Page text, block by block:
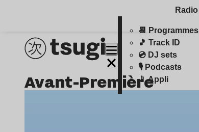
Radio
📆 Programmes
🎵 Track ID
💿 DJ sets
🎙️ Podcasts
📱 Appli
Avant-Première